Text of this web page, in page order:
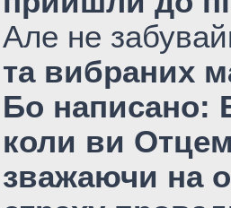
Але не
та вибраних
Бо написано:
коли ви
зважаючи на